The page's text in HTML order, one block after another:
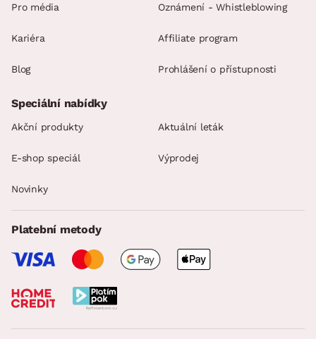
Pro média
Kariéra
Blog
Oznámení - Whistleblowing
Affiliate program
Prohlášení o přístupnosti
Speciální nabídky
Akční produkty Aktuální leták
E-shop speciál Výprodej
Novinky
Platební metody